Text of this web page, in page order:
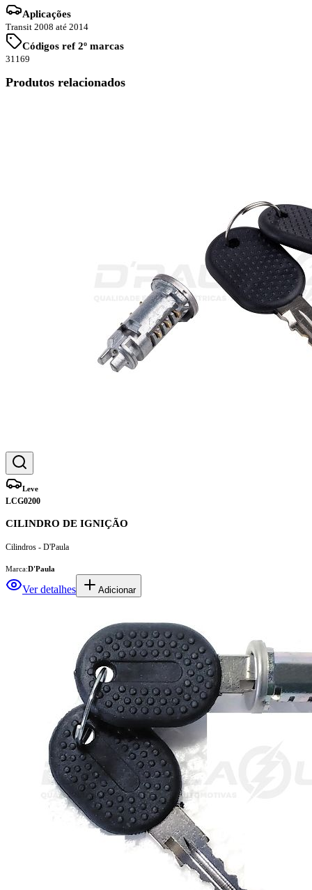
Aplicações
Transit 2008 até 2014
Códigos ref 2º marcas
31169
Produtos relacionados
Leve
LCG0200
CILINDRO DE IGNIÇÃO
Cilindros - D'Paula
Marca:D'Paula
Ver detalhes Adicionar